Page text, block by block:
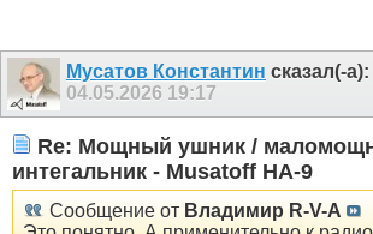
Мусатов Константин сказал(-а):
04.05.2026 19:17
Re: Мощный ушник /
интегальник - Musatoff HA-9
Сообщение от Владимир R-V-A